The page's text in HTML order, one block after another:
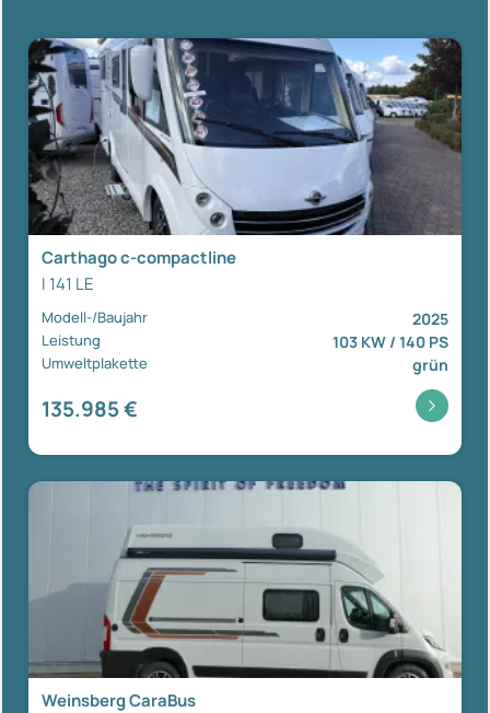
Carthago c-compactline
I 141 LE
Modell-/Baujahr 2025
Leistung 103 KW / 140 PS
Umweltplakette grün
135.985 €
Weinsberg CaraBus